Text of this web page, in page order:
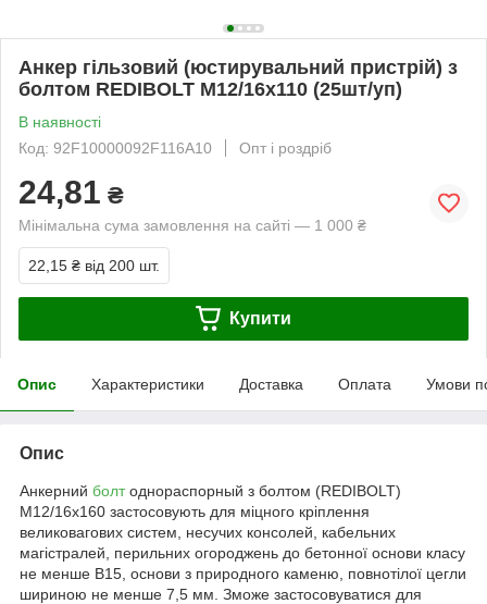
Анкер гільзовий (юстирувальний пристрій) з
болтом REDIBOLT М12/16x110 (25шт/уп)
В наявності
Код: 92F10000092F116A10
Опт і роздріб
24,81 ₴
Мінімальна сума замовлення на сайті — 1 000 ₴
22,15 ₴ від 200 шт.
Купити
Опис Характеристики Доставка Оплата Умови
Опис
Анкерний болтоднораспорный з болтом (REDIBOLT)
М12/16x160 застосовують для міцного кріплення
великовагових систем, несучих консолей, кабельних
магістралей, перильних огороджень до бетонної основи класу
не менше В15, основи з природного каменю, повнотілої цегли
шириною не менше 7,5 мм. Зможе застосовуватися для